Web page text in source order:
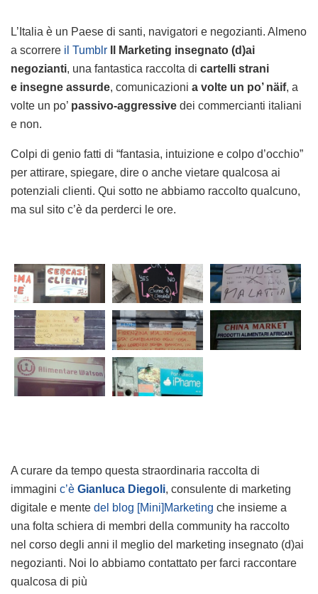
L’Italia è un Paese di santi, navigatori e negozianti. Almeno
a scorrere il Tumblr
Il Marketing insegnato (d)ai
negozianti, una fantastica raccolta di cartelli strani
e insegne assurde, comunicazioni a volte un po’ näif, a
volte un po’ passivo-aggressive dei commercianti italiani
e non.
Colpi di genio fatti di “fantasia, intuizione e colpo d’occhio”
per attirare, spiegare, dire o anche vietare qualcosa ai
potenziali clienti. Qui sotto ne abbiamo raccolto qualcuno,
ma sul sito c’è da perderci le ore.
A curare da tempo questa straordinaria raccolta di
immagini c’è Gianluca Diegoli, consulente di marketing
digitale e mente del blog [Mini]Marketing che insieme a
una folta schiera di membri della community ha raccolto
nel corso degli anni il meglio del marketing insegnato (d)ai
negozianti. Noi lo abbiamo contattato per farci raccontare
qualcosa di più